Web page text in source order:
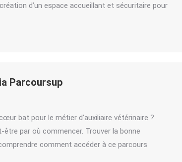
d’un espace accueillant et sécuritaire pour
Parcoursup
bat pour le métier d’auxiliaire vétérinaire ?
par où commencer. Trouver la bonne
comment accéder à ce parcours